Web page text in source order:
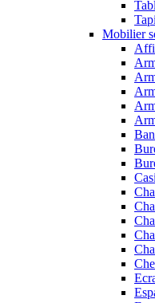
Mobilier